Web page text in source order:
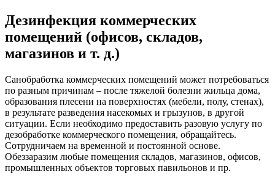
Дезинфекция коммерческих
помещений (офисов, складов,
магазинов и т. д.)
Санобработка коммерческих помещений может потребоваться
по разным причинам – после тяжелой болезни жильца дома,
образования плесени на поверхностях (мебели, полу, стенах),
в результате разведения насекомых и грызунов, в другой
ситуации. Если необходимо предоставить разовую услугу по
дезобработке коммерческого помещения, обращайтесь.
Сотрудничаем на временной и постоянной основе.
Обеззаразим любые помещения складов, магазинов, офисов,
промышленных объектов торговых павильонов и пр.